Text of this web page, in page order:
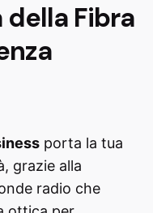
Fibra
porta la tua
grazie alla
radio che